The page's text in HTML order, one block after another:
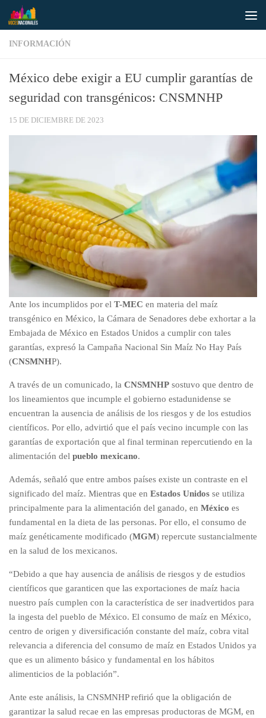
Saltar al contenido
INFORMACIÓN
México debe exigir a EU cumplir garantías de
seguridad con transgénicos: CNSMNHP
15 DE DICIEMBRE DE 2023
Ante los incumplidos por el T-MEC en materia del maíz
transgénico en México, la Cámara de Senadores debe exhortar a la
Embajada de México en Estados Unidos a cumplir con tales
garantías, expresó la Campaña Nacional Sin Maíz No Hay País
(CNSMNHP).
A través de un comunicado, la CNSMNHP sostuvo que dentro de
los lineamientos que incumple el gobierno estadunidense se
encuentran la ausencia de análisis de los riesgos y de los estudios
científicos. Por ello, advirtió que el país vecino incumple con las
garantías de exportación que al final terminan repercutiendo en la
alimentación del pueblo mexicano.
Además, señaló que entre ambos países existe un contraste en el
significado del maíz. Mientras que en Estados Unidos se utiliza
principalmente para la alimentación del ganado, en México es
fundamental en la dieta de las personas. Por ello, el consumo de
maíz genéticamente modificado (MGM) repercute sustancialmente
en la salud de los mexicanos.
“Debido a que hay ausencia de análisis de riesgos y de estudios
científicos que garanticen que las exportaciones de maíz hacia
nuestro país cumplen con la característica de ser inadvertidos para
la ingesta del pueblo de México. El consumo de maíz en México,
centro de origen y diversificación constante del maíz, cobra vital
relevancia a diferencia del consumo de maíz en Estados Unidos ya
que es un alimento básico y fundamental en los hábitos
alimenticios de la población”.
Ante este análisis, la CNSMNHP refirió que la obligación de
garantizar la salud recae en las empresas productoras de MGM, en